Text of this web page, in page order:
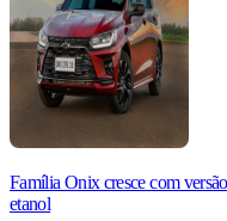
Família Onix cresce com
etanol